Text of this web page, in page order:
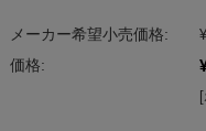
メーカー希望小売価格:
価格: